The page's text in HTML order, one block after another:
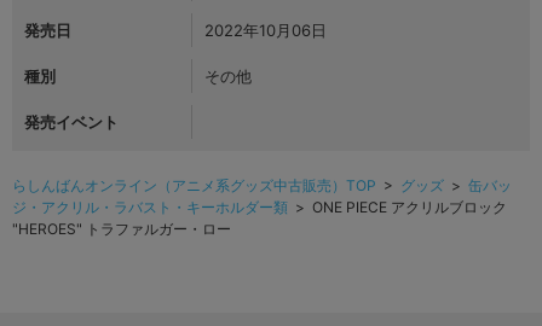
発売日 2022年10月06日
種別 その他
発売イベント
らしんばんオンライン（アニメ系グッズ中古販売）TOP > グッズ > 缶バッ
ジ・アクリル・ラバスト・キーホルダー類 > ONE PIECE アクリルブロック
"HEROES" トラファルガー・ロー